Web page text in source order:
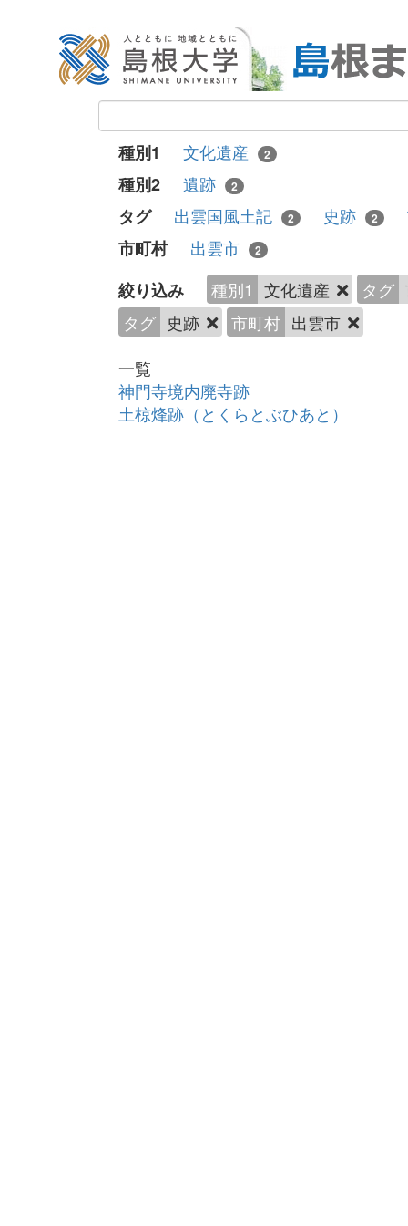
種別1 文化遺産 2
種別2 遺跡 2
タグ 出雲国風土記 2 史跡 2
市町村
出雲市 2
絞り込み 種別1 文化遺産 タグ
タグ 史跡 市町村 出雲市
一覧
神門寺境内廃寺跡
土椋烽跡（とくらとぶひあと）